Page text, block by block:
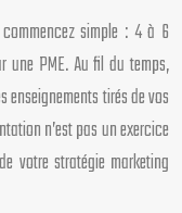
simple : 4 à 6
une PME. Au fil du temps,
tirés de vos
n’est pas un exercice
votre stratégie marketing